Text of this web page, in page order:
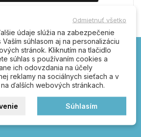
– otvárajte
kľučkou!
poštové schránky, FAB,
vešiaky, úchytky a
Odmietnuť všetko
údaje slúžia na zabezpečenie
súhlasom aj na personalizáciu
stránok. Kliknutím na tlačidlo
súhlas s používaním cookies a
ich odovzdania na účely
reklamy na sociálnych sieťach a v
ďalších webových stránkach.
Súhlasím